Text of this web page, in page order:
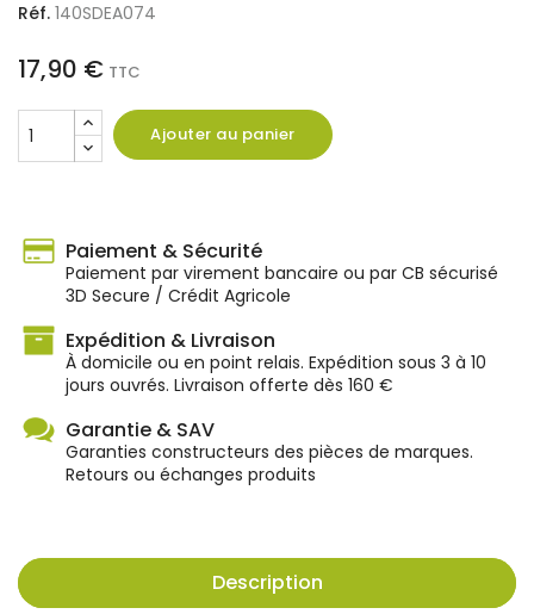
Réf. 140SDEA074
17,90 € TTC
Ajouter au panier
Paiement & Sécurité
Paiement par virement bancaire ou par CB sécurisé
3D Secure / Crédit Agricole
Expédition & Livraison
À domicile ou en point relais. Expédition sous 3 à 10
jours ouvrés. Livraison offerte dès 160 €
Garantie & SAV
Garanties constructeurs des pièces de marques.
Retours ou échanges produits
Description